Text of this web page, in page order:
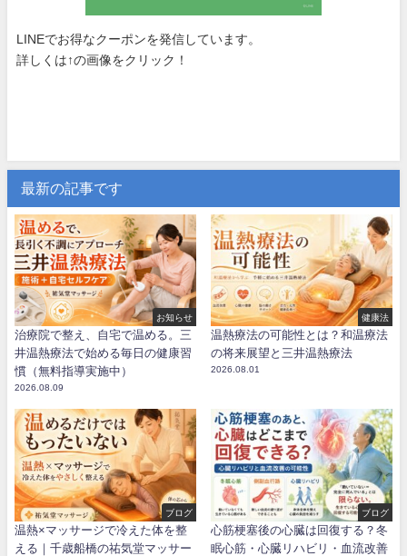
LINEでお得なクーポンを発信しています。
詳しくは↑の画像をクリック！
最新の記事です
お知らせ
治療院で整え、自宅で温める。三
井温熱療法で始める毎日の健康習
慣（無料指導実施中）
2026.08.09
健康法
温熱療法の可能性とは？和温療法
の将来展望と三井温熱療法
2026.08.01
ブログ
温熱×マッサージで冷えた体を整
える｜千歳船橋の祐気堂マッサー
ブログ
心筋梗塞後の心臓は回復する？冬
眠心筋・心臓リハビリ・血流改善